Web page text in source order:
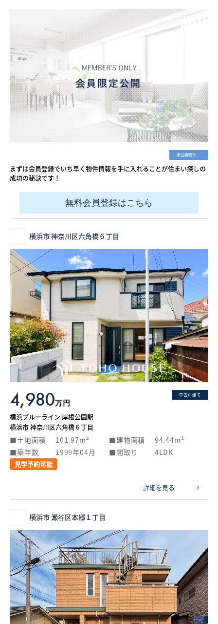
未公開物件
まずは会員登録でいち早く物件情報を手に入れることが住まい探しの
成功の秘訣です！
無料会員登録はこちら
横浜市 神奈川区六角橋６丁目
中古戸建て
4,980万円
横浜ブルーライン 岸根公園駅
横浜市 神奈川区六角橋６丁目
土地面積 101.97m² 建物面積
94.44m²
築年数
1999年04月 間取り 4LDK
見学予約可能
詳細を見る
横浜市 瀬谷区本郷１丁目